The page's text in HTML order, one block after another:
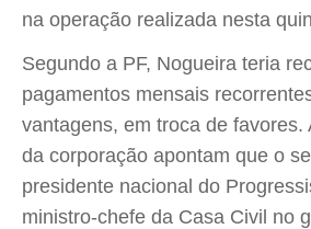
na operação realizada nesta
Segundo a PF, Nogueira teria
pagamentos mensais
vantagens, em troca de favores.
da corporação apontam que o
presidente nacional do
ministro-chefe da Casa Civil no